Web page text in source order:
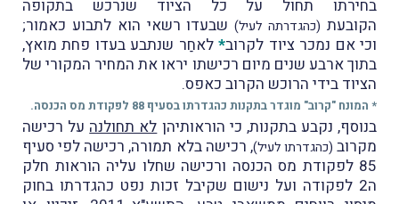
בחירתו תחול על כל הציוד שנרכש בתקופה
הקובעת (כהגדרתה לעיל)שבעדו רשאי הוא לתבוע כאמור;
וכי אם נמכר ציוד לקרוב*לאחַר שנתבע בעדו פחת מואץ,
בתוך ארבע שנים מיום רכישתו יראואת המחיר המקורי של
הציוד בידי הרוכש הקרוב כאפס.
* המונח "קרוב" מוגדר בתקנות כהגדרתו בסעיף 88 לפקודת מס הכנסה.
בנוסף, נקבע בתקנות, כי הוראותיהן לא תחולנה על רכישה
מקרוב (כהגדרתו לעיל), רכישה בלא תמורה, רכישה לפי סעיף
85 לפקודת מס הכנסה ו
רכישה שחלו עליה הוראות חלק
ה2 לפקודה ועל
נישום שקיבל זכות נפט כהגדרתו בחוק